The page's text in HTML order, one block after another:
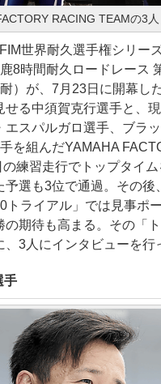
RACING TEAMの3人
世界耐久選手権シリー
8時間耐久ロードレース
）が、7月23日に開幕し
せる中須賀克行選手と、
エスパルガロ選手、ブラ
を組んだYAMAHA
の練習走行でトップタイ
予選も3位で通過。その後
トライアル」では見事ポ
の期待も高まる。その「
、3人にインタビューを行
手